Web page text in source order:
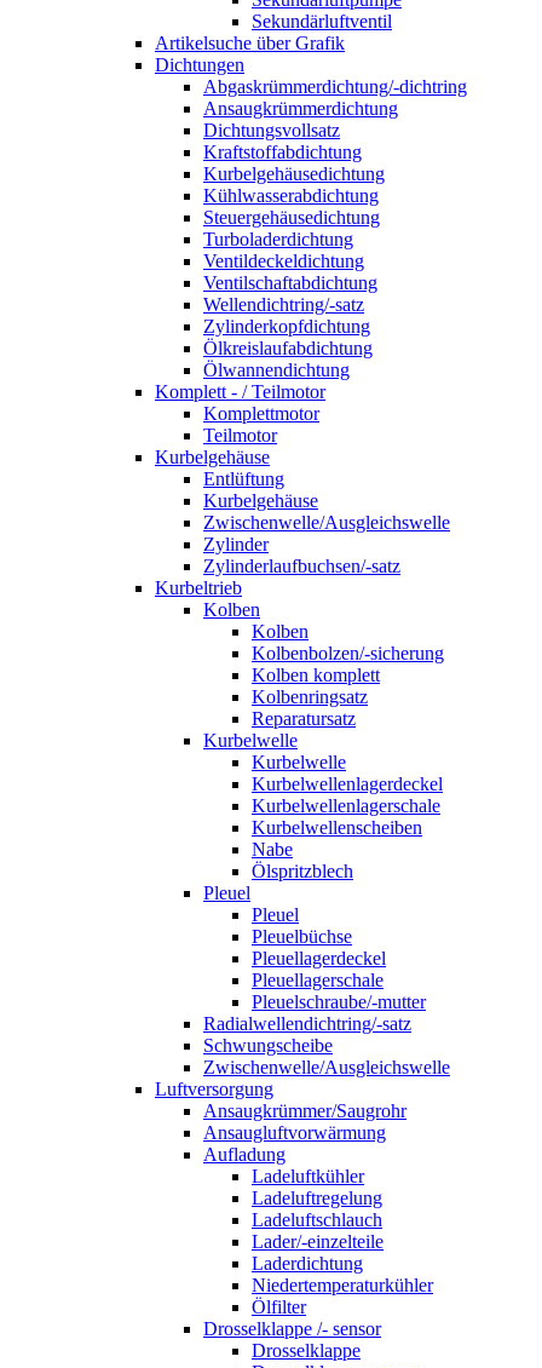
Sekundärluftventil
Artikelsuche über Grafik
Dichtungen
Abgaskrümmerdichtung/-dichtring
Ansaugkrümmerdichtung
Dichtungsvollsatz
Kraftstoffabdichtung
Kurbelgehäusedichtung
Kühlwasserabdichtung
Steuergehäusedichtung
Turboladerdichtung
Ventildeckeldichtung
Ventilschaftabdichtung
Wellendichtring/-satz
Zylinderkopfdichtung
Ölkreislaufabdichtung
Ölwannendichtung
Komplett - / Teilmotor
Komplettmotor
Teilmotor
Kurbelgehäuse
Entlüftung
Kurbelgehäuse
Zwischenwelle/Ausgleichswelle
Zylinder
Zylinderlaufbuchsen/-satz
Kurbeltrieb
Kolben
Kolben
Kolbenbolzen/-sicherung
Kolben komplett
Kolbenringsatz
Reparatursatz
Kurbelwelle
Kurbelwelle
Kurbelwellenlagerdeckel
Kurbelwellenlagerschale
Kurbelwellenscheiben
Nabe
Ölspritzblech
Pleuel
Pleuel
Pleuelbüchse
Pleuellagerdeckel
Pleuellagerschale
Pleuelschraube/-mutter
Radialwellendichtring/-satz
Schwungscheibe
Zwischenwelle/Ausgleichswelle
Luftversorgung
Ansaugkrümmer/Saugrohr
Ansaugluftvorwärmung
Aufladung
Ladeluftkühler
Ladeluftregelung
Ladeluftschlauch
Lader/-einzelteile
Laderdichtung
Niedertemperaturkühler
Ölfilter
Drosselklappe /- sensor
Drosselklappe